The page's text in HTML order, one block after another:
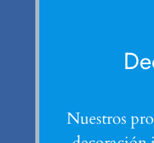
Nuestros